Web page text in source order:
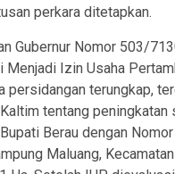
perkara ditetapkan.
Gubernur Nomor 503/
Izin Usaha
terungkap,
tentang peningkatan
Berau dengan
Maluang, Kecamatan